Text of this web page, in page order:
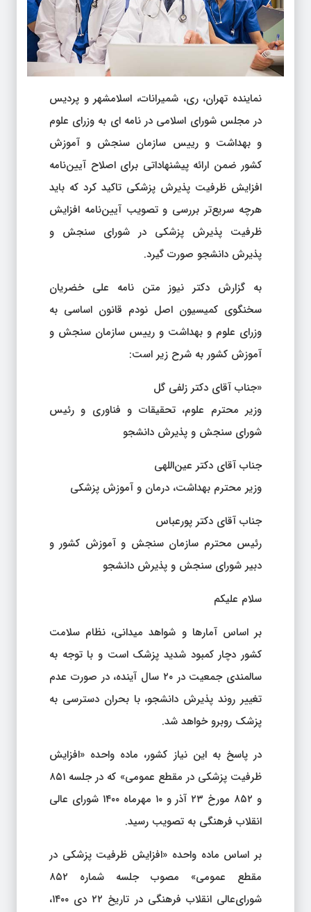
نماینده تهران، ری، شمیرانات، اسلامشهر و پردیس
در مجلس شورای اسلامی در نامه ای به وزرای علوم
و بهداشت و رییس سازمان سنجش و آموزش
کشور ضمن ارائه پیشنهاداتی برای اصلاح آیین‌نامه
افزایش ظرفیت پذیرش پزشکی تاکید کرد که باید
هرچه سریع‌تر بررسی و تصویب آیین‌نامه افزایش
ظرفیت پذیرش پزشکی در شورای سنجش و
پذیرش دانشجو صورت گیرد.
به گزارش دکتر نیوز متن نامه علی خضریان
سخنگوی کمیسیون اصل نودم قانون اساسی به
وزرای علوم و بهداشت و رییس سازمان سنجش و
آموزش کشور به شرح زیر است:
«جناب آقای دکتر زلفی گل
وزیر محترم علوم، تحقیقات و فناوری و رئیس
شورای سنجش و پذیرش دانشجو
جناب آقای دکتر عین‌اللهی
وزیر محترم بهداشت، درمان و آموزش پزشکی
جناب آقای دکتر پورعباس
رئیس محترم سازمان سنجش و آموزش کشور و
دبیر شورای سنجش و پذیرش دانشجو
سلام‌ علیکم
بر اساس آمارها و شواهد میدانی، نظام سلامت
کشور دچار کمبود شدید پزشک است و با توجه به
سالمندی جمعیت در ۲۰ سال آینده، در صورت عدم
تغییر روند پذیرش دانشجو، با بحران دسترسی به
پزشک روبرو خواهد شد.
در پاسخ به این نیاز کشور، ماده‌ واحده «افزایش
ظرفیت پزشکی در مقطع عمومی» که در جلسه ۸۵۱
و ۸۵۲ مورخ ۲۳ آذر و ۱۰ مهرماه ۱۴۰۰ شورای عالی
انقلاب فرهنگی به تصویب رسید.
بر اساس ماده‌ واحده «افزایش ظرفیت پزشکی در
مقطع عمومی» مصوب جلسه شماره ۸۵۲
شورای‌عالی انقلاب فرهنگی در تاریخ ۲۲ دی ۱۴۰۰،